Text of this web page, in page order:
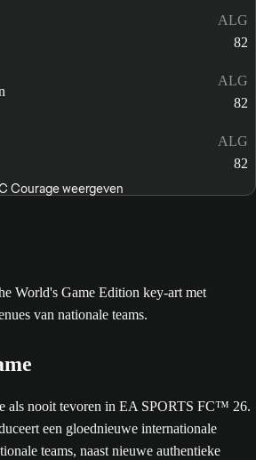
ALG
82
ALG
82
ALG
82
Courage weergeven
als nooit tevoren in EA SPORTS FC™ 26.
een gloednieuwe internationale
teams, naast nieuwe authentieke